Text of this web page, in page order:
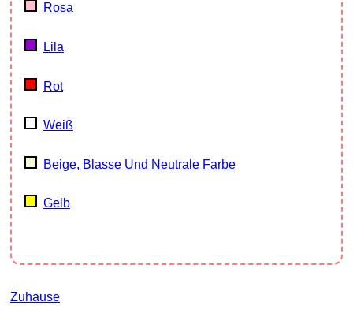
Rosa
Lila
Rot
Weiß
Beige, Blasse Und Neutrale Farbe
Gelb
Zuhause